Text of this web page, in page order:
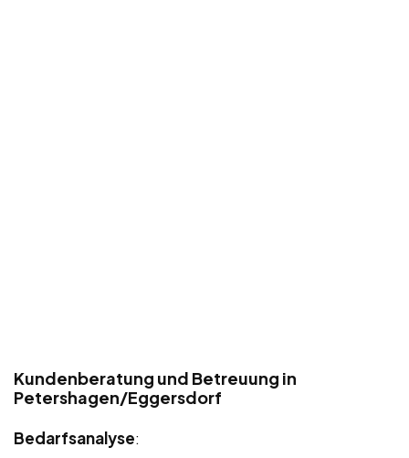
Kundenberatung und Betreuung in
Petershagen/Eggersdorf
Bedarfsanalyse: